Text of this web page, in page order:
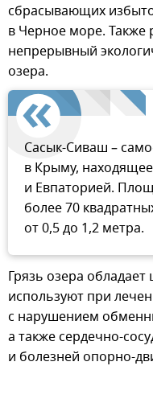
сбрасывающих
в Черное море.
непрерывный
озера.
Сасык-Сиваш –
в Крыму,
и Евпаторией.
более 70
от 0,5 до 1,2 метра.
Грязь озера
используют при
с нарушением
а также сердечно-
и болезней опорно-